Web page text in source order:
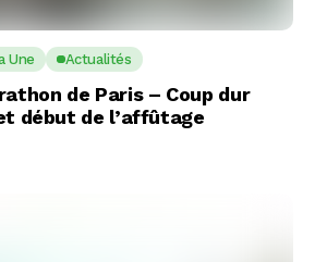
Une Actualités
de Paris – Coup dur
début de l’affûtage